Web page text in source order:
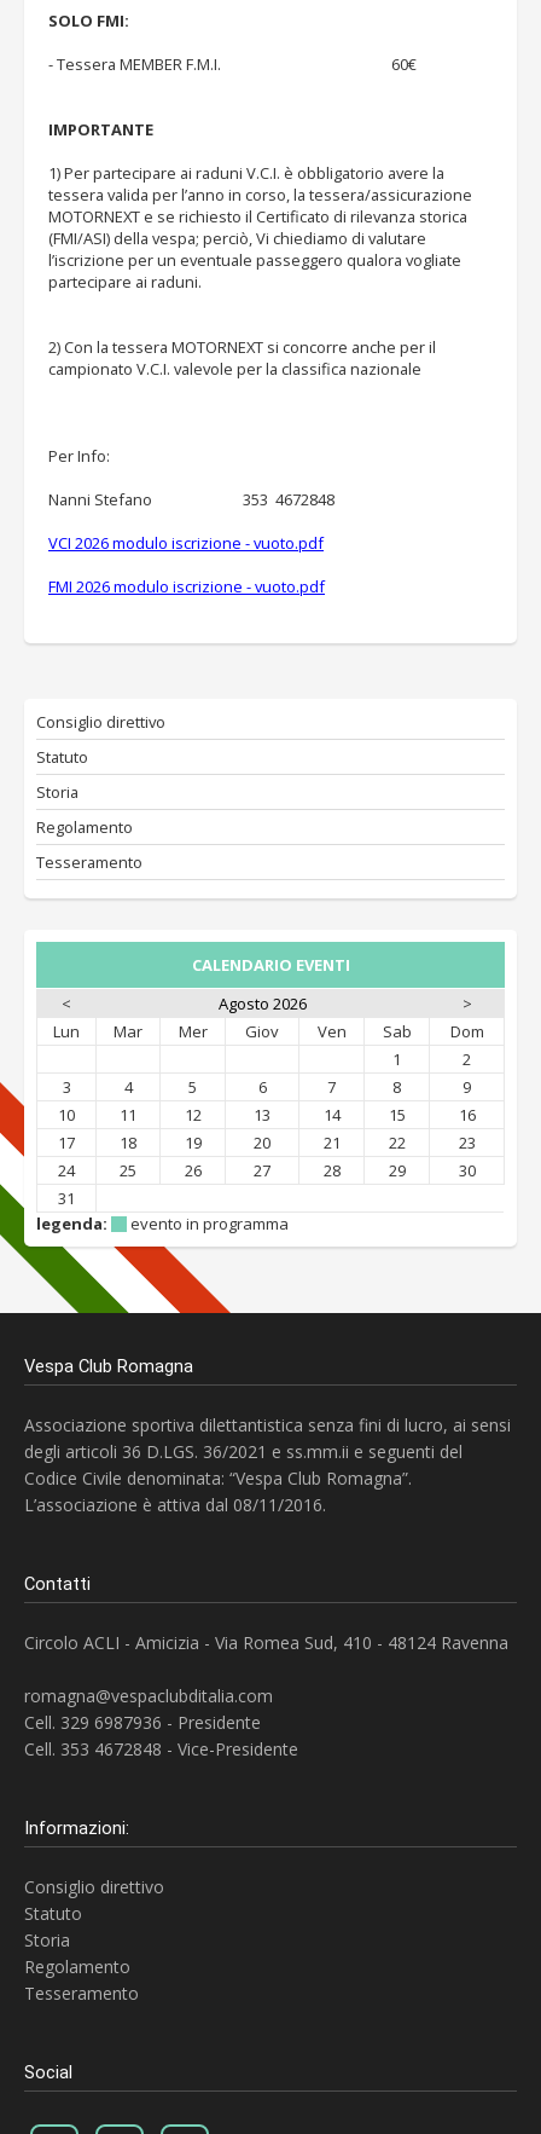
SOLO FMI:
- Tessera MEMBER F.M.I. 60€
IMPORTANTE
1) Per partecipare ai raduni V.C.I. è obbligatorio avere la
tessera valida per l’anno in corso, la tessera/assicurazione
MOTORNEXT e se richiesto il Certificato di rilevanza storica
(FMI/ASI) della vespa; perciò, Vi chiediamo di valutare
l’iscrizione per un eventuale passeggero qualora vogliate
partecipare ai raduni.
2) Con la tessera MOTORNEXT si concorre anche per il
campionato V.C.I. valevole per la classifica nazionale
Per Info:
Nanni Stefano 353 4672848
VCI 2026 modulo iscrizione - vuoto.pdf
FMI 2026 modulo iscrizione - vuoto.pdf
Consiglio direttivo
Statuto
Storia
Regolamento
Tesseramento
CALENDARIO EVENTI
<
Agosto 2026
>
Lun
Mar Mer Giov Ven Sab
Dom
1
2
3
4 5 6 7 8
9
10
11 12 13 14 15
16
17
18 19 20 21 22
23
24
25 26 27 28 29
30
31
legenda:
evento in programma
Vespa Club Romagna
Associazione sportiva dilettantistica senza fini di lucro, ai sensi
degli articoli 36 D.LGS. 36/2021 e ss.mm.ii e seguenti del
Codice Civile denominata: “Vespa Club Romagna”.
L’associazione è attiva dal 08/11/2016.
Contatti
Circolo ACLI - Amicizia - Via Romea Sud, 410 - 48124 Ravenna
romagna@vespaclubditalia.com
Cell. 329 6987936 - Presidente
Cell. 353 4672848 - Vice-Presidente
Informazioni:
Consiglio direttivo
Statuto
Storia
Regolamento
Tesseramento
Social